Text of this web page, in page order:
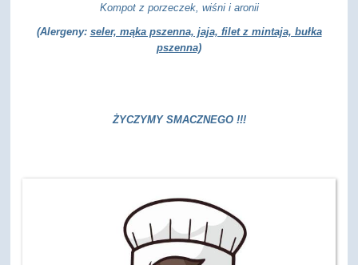
Kompot z porzeczek, wiśni i aronii
(Alergeny: seler, mąka pszenna, jaja, filet z mintaja, bułka
pszenna)
ŻYCZYMY SMACZNEGO !!!